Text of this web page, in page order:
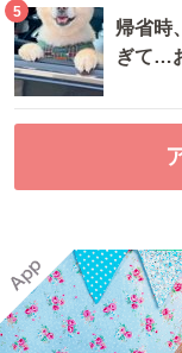
5
帰省時
ぎて…